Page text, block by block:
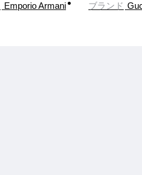
Emporio Armani ブランド